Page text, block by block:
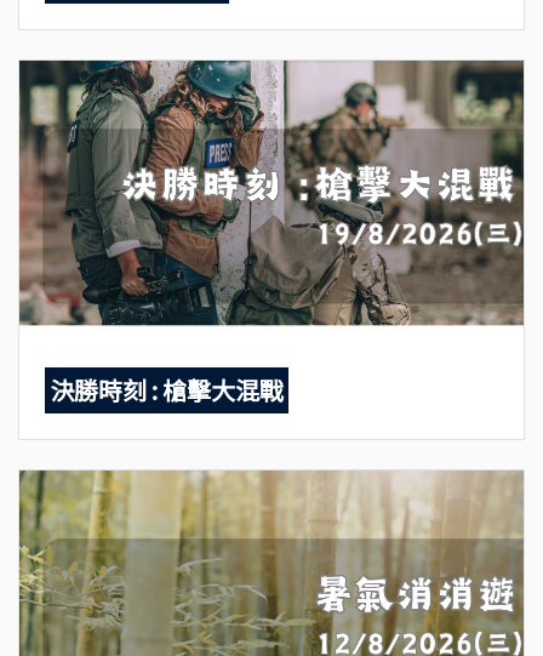
決勝時刻 : 槍擊大混戰